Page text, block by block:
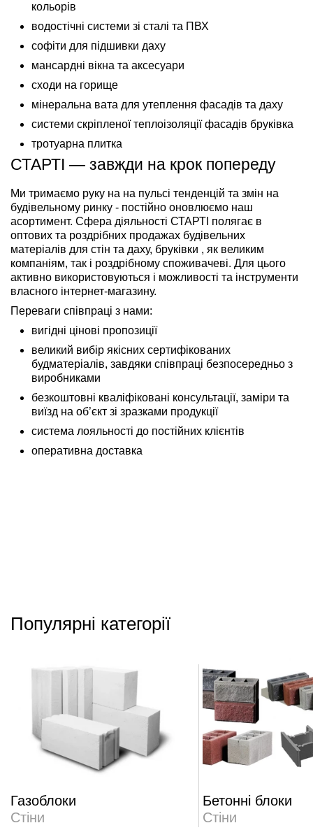
кольорів
водостічні системи зі сталі та ПВХ
софіти для підшивки даху
мансардні вікна та аксесуари
сходи на горище
мінеральна вата для утеплення фасадів та даху
системи скріпленої теплоізоляції фасадів бруківка
тротуарна плитка
СТАРТІ — завжди на крок попереду
Ми тримаємо руку на на пульсі тенденцій та змін на
будівельному ринку - постійно оновлюємо наш
асортимент. Сфера діяльності СТАРТІ полягає в
оптових та роздрібних продажах будівельних
матеріалів для стін та даху, бруківки , як великим
компаніям, так і роздрібному споживачеві. Для цього
активно використовуються і можливості та інструменти
власного інтернет-магазину.
Переваги співпраці з нами:
вигідні цінові пропозиції
великий вибір якісних сертифікованих
будматеріалів, завдяки співпраці безпосередньо з
виробниками
безкоштовні кваліфіковані консультації, заміри та
виїзд на об’єкт зі зразками продукції
система лояльності до постійних клієнтів
оперативна доставка
Популярні категорії
Газоблоки
Стіни
Бетонні блоки
Стіни